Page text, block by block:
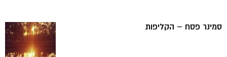
סמינר פסח – הקליפות